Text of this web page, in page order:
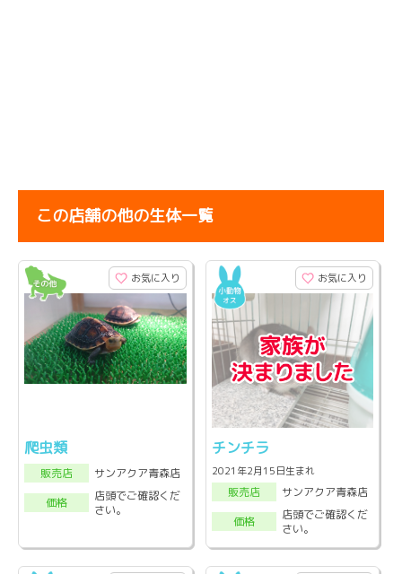
この店舗の他の生体一覧
お気に入り
爬虫類
販売店
サンアクア青森店
価格
店頭でご確認くだ
さい。
お気に入り
チンチラ
2021年2月15日生まれ
販売店
サンアクア青森店
価格
店頭でご確認くだ
さい。